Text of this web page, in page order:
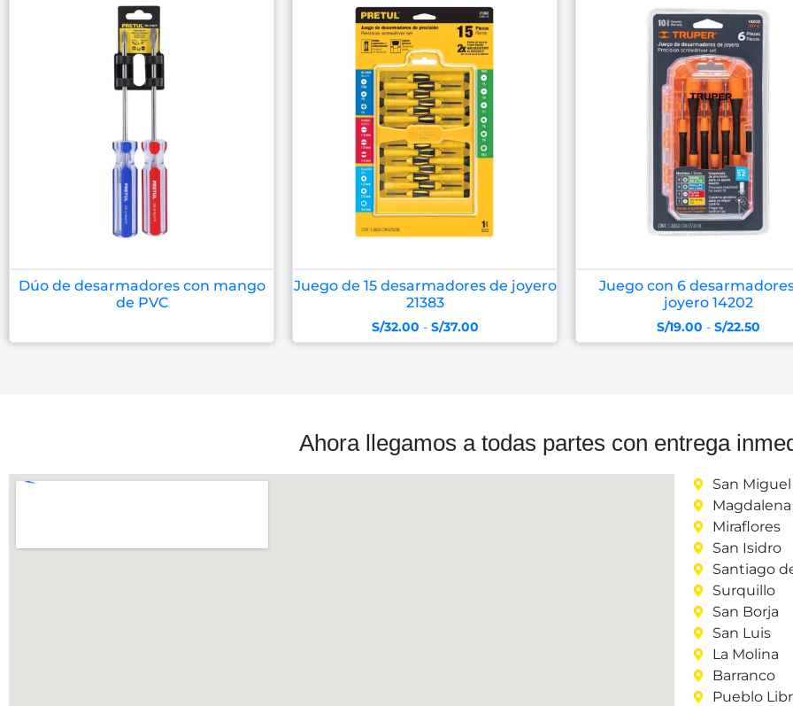
Dúo de desarmadores con mango
de PVC
Juego de 15 desarmadores de joyero
21383
S/32.00 - S/37.00
Juego con 6
joyero 14202
S/19.00 - S/22.50
Ahora llegamos a todas partes con entrega
San Miguel
Miraflores
San Isidro
Santiago
Surquillo
San Borja
San Luis
La Molina
Barranco
Pueblo